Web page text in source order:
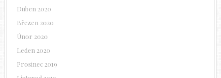
Duben 2020
Březen 2020
Únor 2020
Leden 2020
Prosinec 2019